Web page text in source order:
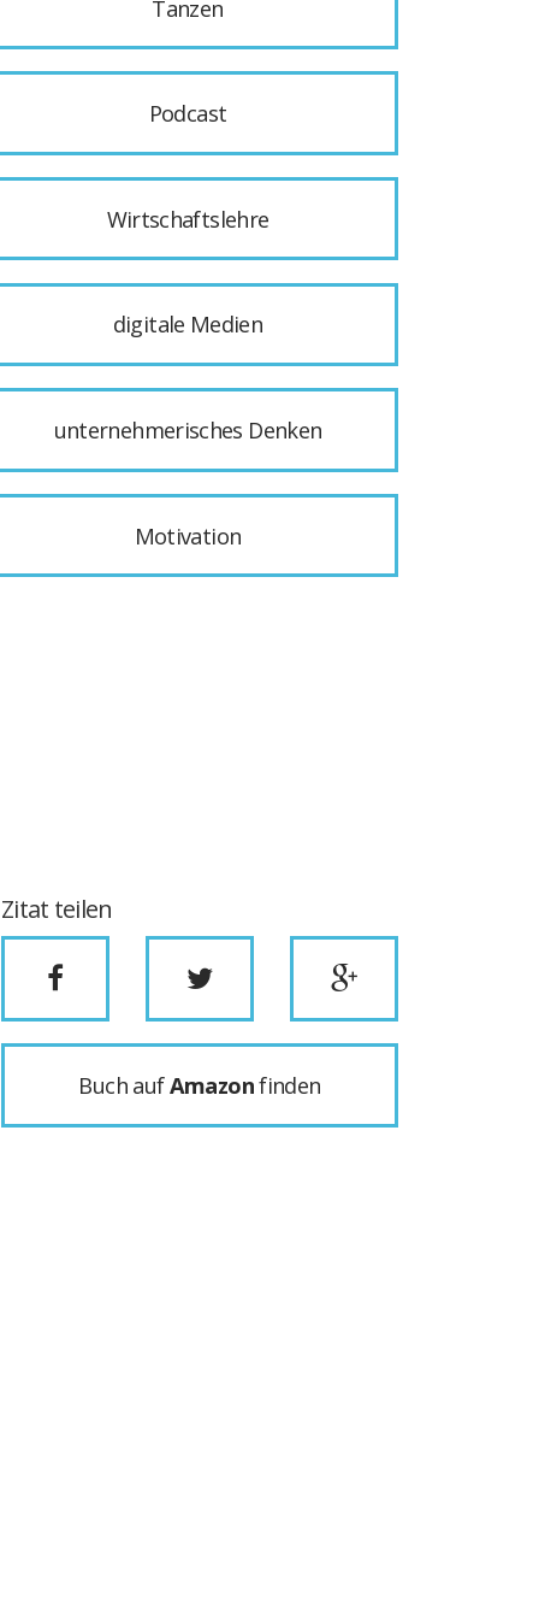
Tanzen
Podcast
Wirtschaftslehre
digitale Medien
unternehmerisches Denken
Motivation
Zitat teilen
Buch aufAmazonfinden